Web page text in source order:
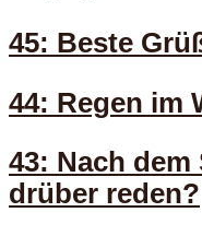
45: Beste
44: Regen im
43: Nach
drüber reden?